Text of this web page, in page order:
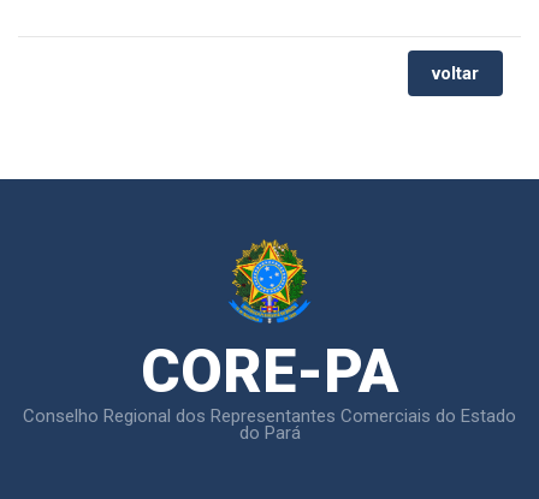
voltar
CORE-PA
Conselho Regional dos Representantes Comerciais do Estado
do Pará